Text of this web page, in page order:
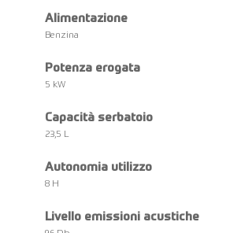
Alimentazione
Benzina
Potenza erogata
5 kW
Capacità serbatoio
23,5 L
Autonomia utilizzo
8 H
Livello emissioni acustiche